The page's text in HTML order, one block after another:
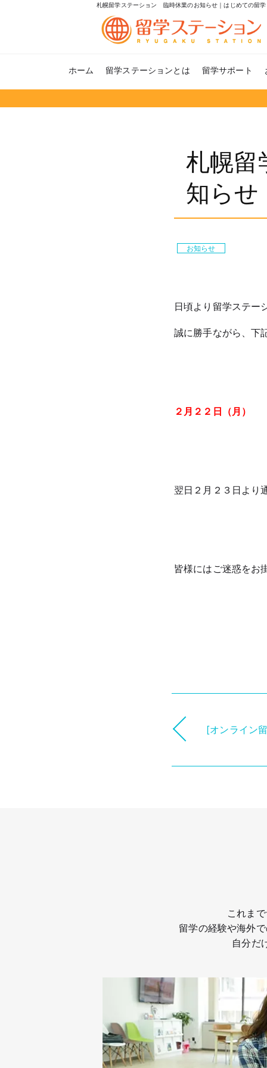
札幌留学ステーション 臨時休業のお知らせ｜はじめての留
ホーム 留学ステーションとは 留学サポート
札幌
知らせ
お知らせ
日頃より留学ステー
誠に勝手ながら、下
２月２２日（月）
翌日２月２３日より
皆様にはご迷惑をお
[オンライン
これま
留学の経験や海外
自分だ